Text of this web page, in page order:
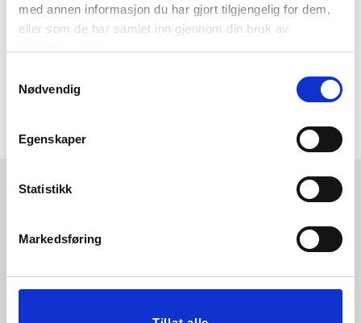
med annen informasjon du har gjort tilgjengelig for dem,
eller som de har samlet inn gjennom din bruk av
Nødvendig
Egenskaper
Statistikk
Markedsføring
Følg oss gjerne på
sosiale medier!
Kundeklubb Tilbakekalling av varer